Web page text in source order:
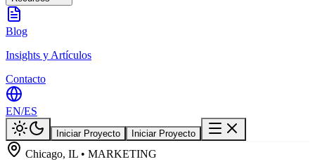
Blog
Insights y Artículos
Contacto
EN/ES
Iniciar Proyecto Iniciar Proyecto
Chicago, IL • MARKETING